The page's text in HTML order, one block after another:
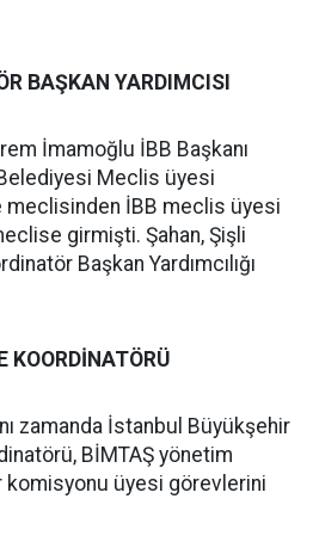
BAŞKAN YARDIMCISI
İmamoğlu İBB Başkanı
Meclis üyesi
meclisinden İBB meclis üyesi
girmişti. Şahan, Şişli
Başkan Yardımcılığı
KOORDİNATÖRÜ
zamanda İstanbul Büyükşehir
BİMTAŞ yönetim
komisyonu üyesi görevlerini